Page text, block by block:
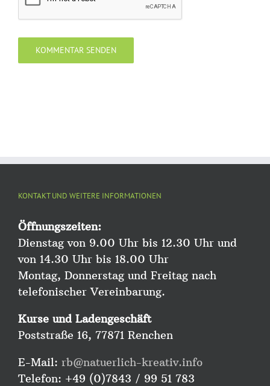
KONTAKT UND WEITERE INFORMATIONEN
Öffnungszeiten:
Dienstag von 9.00 Uhr bis 12.30 Uhr und
von 14.30 Uhr bis 18.00 Uhr
Montag, Donnerstag und Freitag nach
telefonischer Vereinbarung.
Kurse und Ladengeschäft
Poststraße 16, 77871 Renchen
E-Mail: rb@natuerlich-kreativ.info
Telefon: +49 (0)7843 / 99 51 783